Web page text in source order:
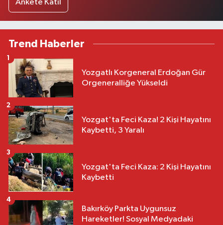
Ankete Katıl
Trend Haberler
Yozgatlı Korgeneral Erdoğan Gür
Orgeneralliğe Yükseldi
1
Yozgat'ta Feci Kaza! 2 Kişi Hayatını
Kaybetti, 3 Yaralı
2
Yozgat'ta Feci Kaza: 2 Kişi Hayatını
Kaybetti
3
Bakırköy Parkta Uygunsuz
Hareketler! Sosyal Medyadaki
4